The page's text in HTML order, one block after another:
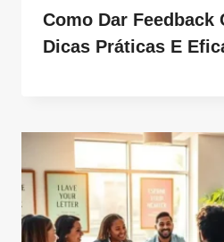
Como Dar Feedback
Dicas Práticas E